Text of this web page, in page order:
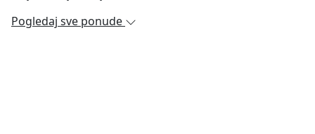
Pogledaj sve ponude